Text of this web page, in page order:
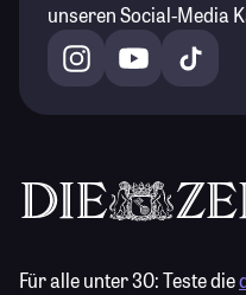
unseren Social-Media
Für alle unter 30:Teste die